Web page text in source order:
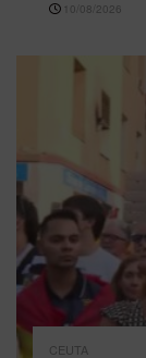
10/08/2026
CEUTA